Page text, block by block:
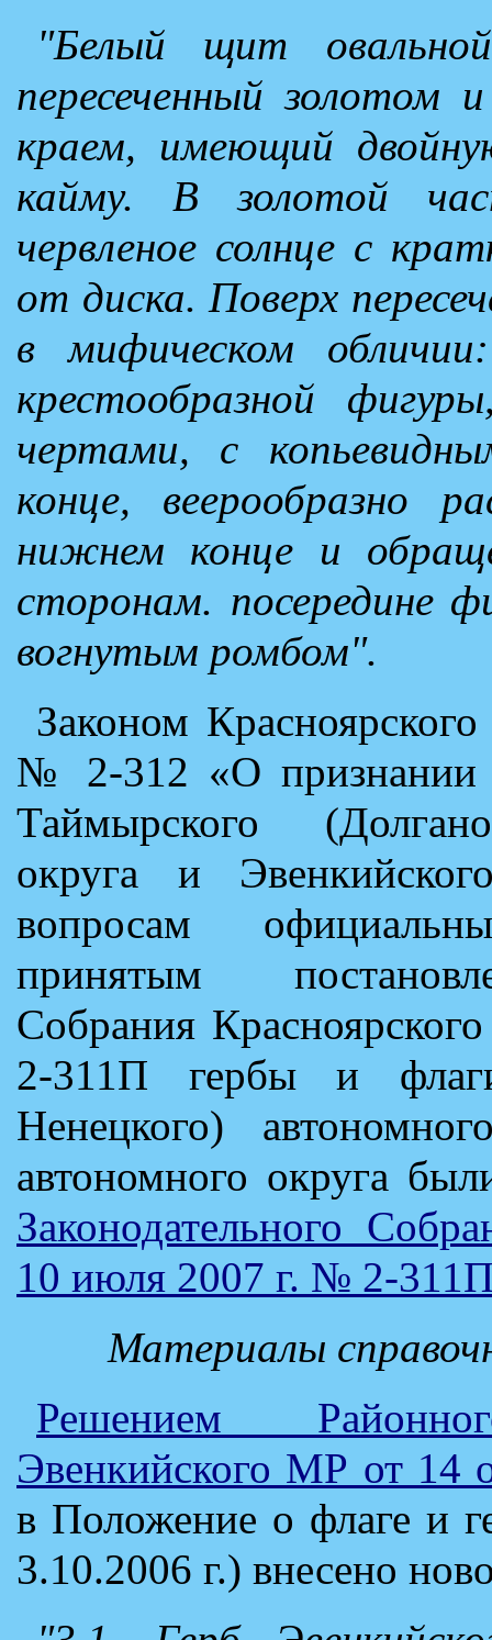
"Белый щит
пересеченный золотом
краем, имеющий
кайму. В золотой
червленое солнце с
от диска. Поверх
в мифическом
крестообразной
чертами, с
конце, веерообразно
нижнем конце и
сторонам. посередине
вогнутым ромбом".
Законом
№ 2-312 «О признании
Таймырского
округа и
вопросам
принятым
Собрания
2-311П гербы и
Ненецкого)
автономного округа
Законодательного
10 июля 2007 г. № 2-
Материалы
Решением
Эвенкийского МР от 14
в Положение о флаге и
3.10.2006 г.) внесено